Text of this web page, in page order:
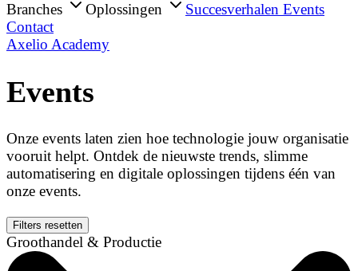
Branches Oplossingen Succesverhalen Events
Contact
Axelio Academy
Events
Onze events laten zien hoe technologie jouw organisatie
vooruit helpt. Ontdek de nieuwste trends, slimme
automatisering en digitale oplossingen tijdens één van
onze events.
Filters resetten
Groothandel & Productie